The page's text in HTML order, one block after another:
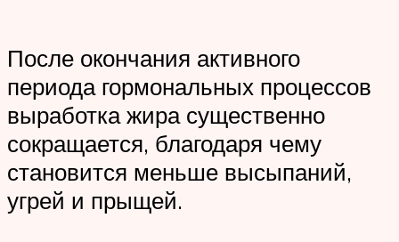
После окончания активного
периода гормональных процессов
выработка жира существенно
сокращается, благодаря чему
становится меньше высыпаний,
угрей и прыщей.